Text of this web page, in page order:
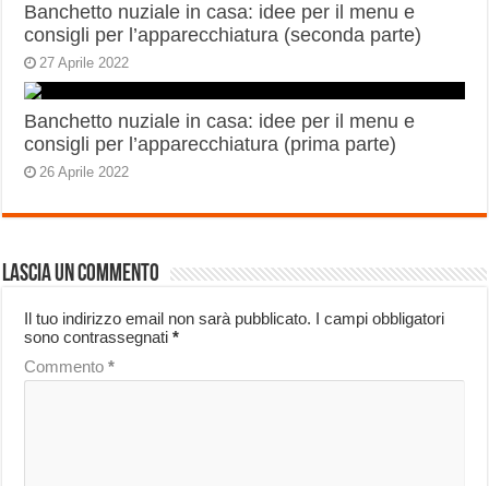
Banchetto nuziale in casa: idee per il menu e
consigli per l’apparecchiatura (seconda parte)
27 Aprile 2022
Banchetto nuziale in casa: idee per il menu e
consigli per l’apparecchiatura (prima parte)
26 Aprile 2022
Lascia un commento
Il tuo indirizzo email non sarà pubblicato. I campi obbligatori
sono contrassegnati*
Commento*